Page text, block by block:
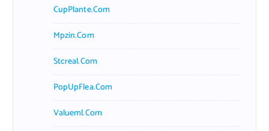
CupPlante.com
Mpzin.com
Stcreal.com
PopUpFlea.com
Valueml.com